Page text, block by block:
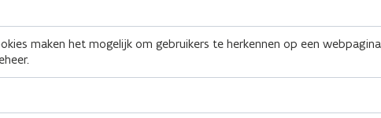
maken het mogelijk om gebruikers te herkennen op een webpagina